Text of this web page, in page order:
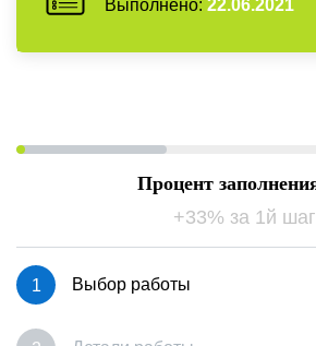
Выполнено: 22.06.2021
Процент заполнения